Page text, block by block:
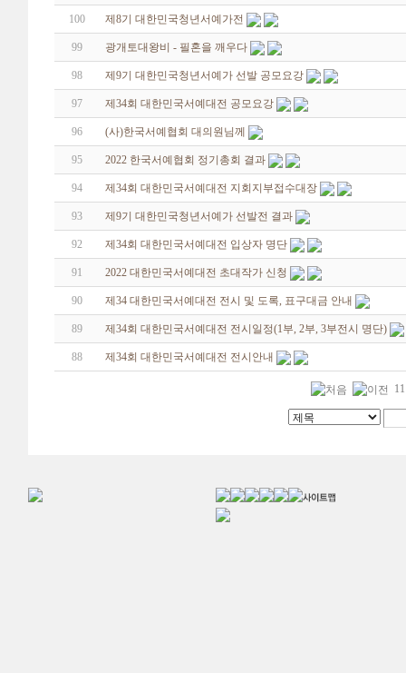
100 제8기 대한민국청년서예가전
99 광개토대왕비 - 필혼을 깨우다
98 제9기 대한민국청년서예가 선발 공모요강
97 제34회 대한민국서예대전 공모요강
96 (사)한국서예협회 대의원님께
95 2022 한국서예협회 정기총회 결과
94 제34회 대한민국서예대전 지회지부접수대장
93 제9기 대한민국청년서예가 선발전 결과
92 제34회 대한민국서예대전 입상자 명단
91 2022 대한민국서예대전 초대작가 신청
90 제34 대한민국서예대전 전시 및 도록, 표구대금 안내
89 제34회 대한민국서예대전 전시일정(1부, 2부, 3부전시 명단)
88 제34회 대한민국서예대전 전시안내
11